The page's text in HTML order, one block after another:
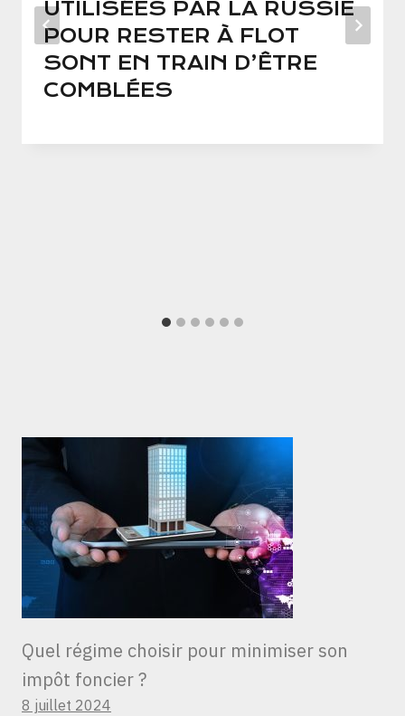
UTILISÉES PAR LA RUSSIE
POUR RESTER À FLOT
SONT EN TRAIN D’ÊTRE
COMBLÉES
Quel régime choisir pour minimiser son
impôt foncier ?
8 juillet 2024